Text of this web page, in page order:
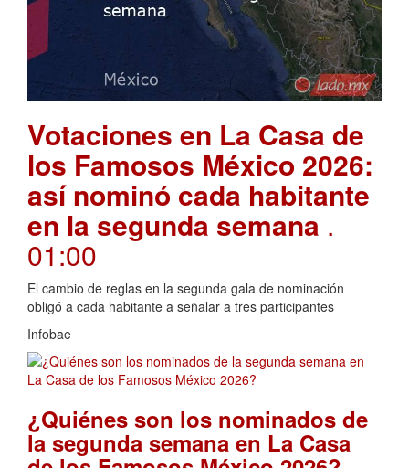
Votaciones en La Casa de
los Famosos México 2026:
así nominó cada habitante
en la segunda semana .
01:00
El cambio de reglas en la segunda gala de nominación
obligó a cada habitante a señalar a tres participantes
Infobae
¿Quiénes son los nominados de
la segunda semana en La Casa